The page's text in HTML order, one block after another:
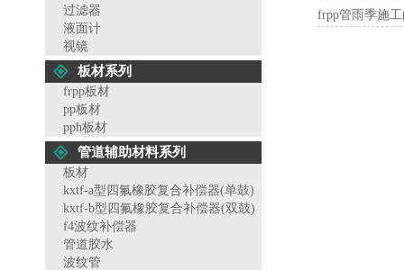
过滤器
液面计
视镜
板材系列
frpp板材
pp板材
pph板材
管道辅助材料系列
板材
kxtf-a型四氟橡胶复合补偿器(单鼓)
kxtf-b型四氟橡胶复合补偿器(双鼓)
f4波纹补偿器
管道胶水
波纹管
frpp管雨季施